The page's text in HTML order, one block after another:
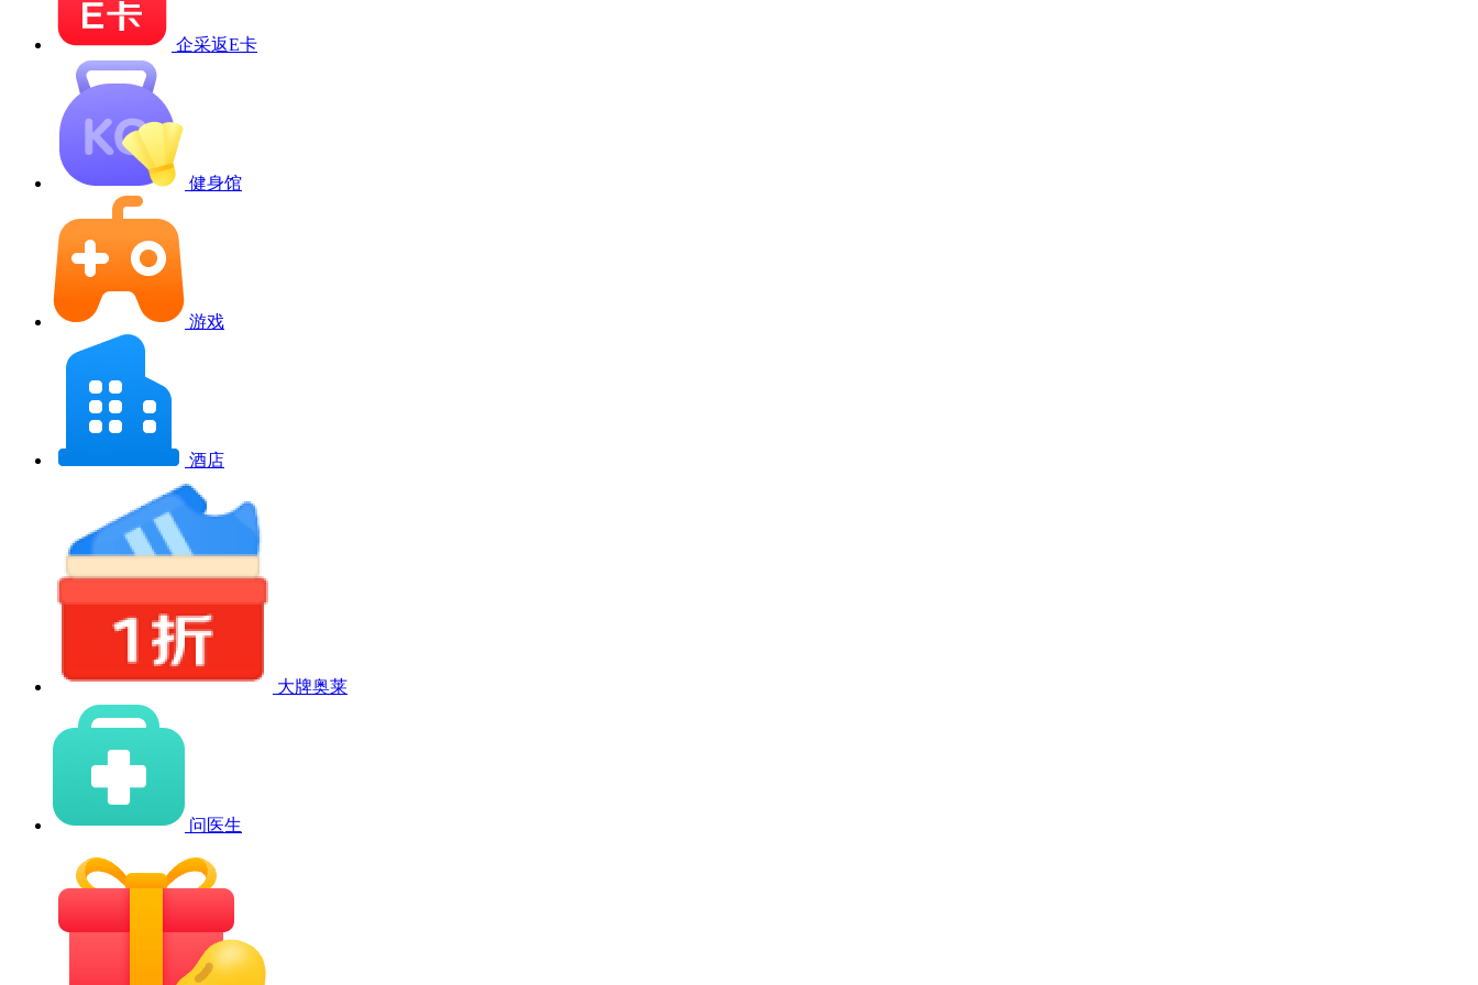
企采返E卡
健身馆
游戏
酒店
大牌奥莱
问医生